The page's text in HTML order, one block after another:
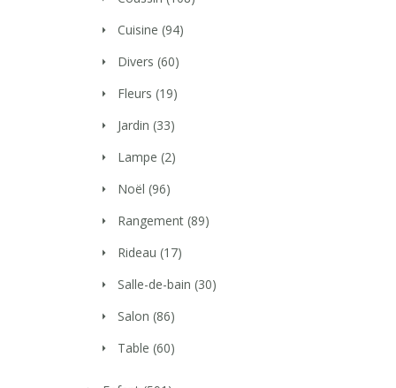
Cuisine (94)
Divers (60)
Fleurs (19)
Jardin (33)
Lampe (2)
Noël (96)
Rangement (89)
Rideau (17)
Salle-de-bain (30)
Salon (86)
Table (60)